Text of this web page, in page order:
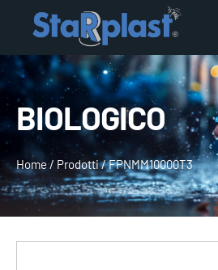
BIOLOGICO
Home/ Prodotti/FPNMM10000T3